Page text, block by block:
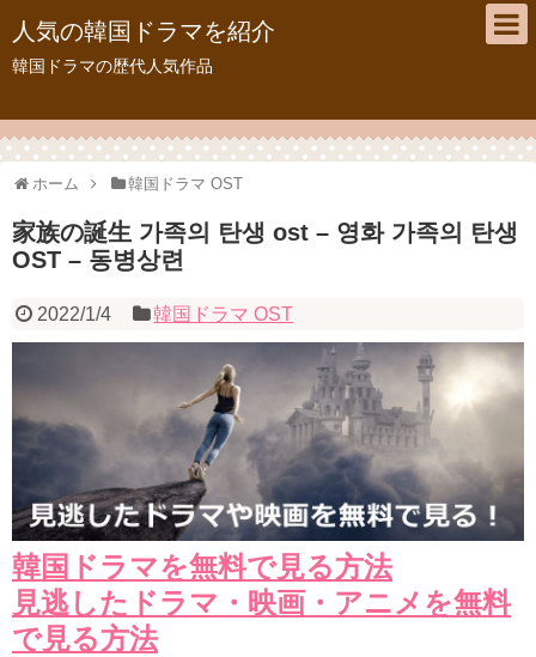
人気の韓国ドラマを紹介
韓国ドラマの歴代人気作品
ホーム 韓国ドラマ OST
家族の誕生 가족의 탄생 ost – 영화 가족의 탄생
OST – 동병상련
2022/1/4 韓国ドラマ OST
韓国ドラマを無料で見る方法
見逃したドラマ・映画・アニメを無料
で見る方法